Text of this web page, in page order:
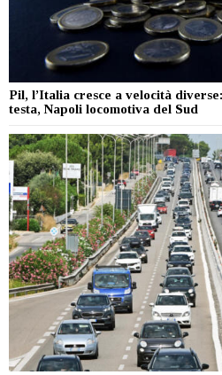
Pil, l’Italia cresce a velocità
testa, Napoli locomotiva del Sud